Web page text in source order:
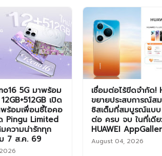
5G มาพร้อม
เปิด
ร้อมเพื่อนซี้ไอคอ
Pingu Limited
ความน่ารักทุก
7 ส.ค. 69
เชื่อมต่อไร้ขีดจำกัด!
ขยายประสบการณ์ส
ซิสเต็มที่สมบูรณ์แบบ
ต่อ ครบ จบ ในที่เดี
HUAWEI
August 04, 2026